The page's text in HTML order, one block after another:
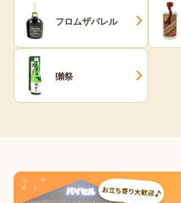
フロムザバレル
獺祭